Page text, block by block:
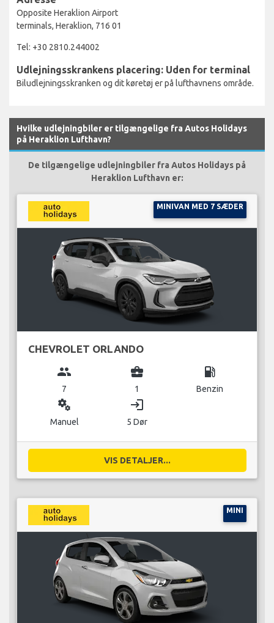
Opposite Heraklion Airport
terminals, Heraklion, 716 01
Tel: +30 2810.244002
Udlejningsskrankens placering: Uden for terminal
Biludlejningsskranken og dit køretøj er på lufthavnens område.
Hvilke udlejningbiler er tilgængelige fra Autos Holidays
på Heraklion Lufthavn?
De tilgængelige udlejningbiler fra Autos Holidays på
Heraklion Lufthavn er:
MINIVAN MED 7 SÆDER
CHEVROLET ORLANDO
group
7
business_center
1
local_gas_station
Benzin
miscellaneous_services
Manuel
login
5 Dør
VIS DETALJER...
MINI